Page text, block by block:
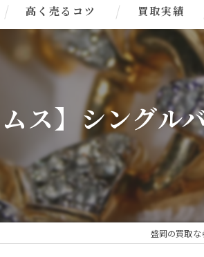
高く売るコツ 買取実績
ス】シングル
盛岡の買取な